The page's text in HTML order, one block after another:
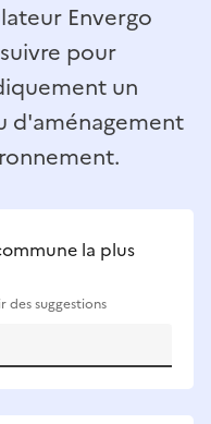
Envergo
pour
un
d'aménagement
la plus
des suggestions